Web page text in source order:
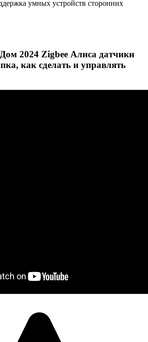
умных устройств сторонних
2024 Zigbee Алиса датчики
как сделать и управлять